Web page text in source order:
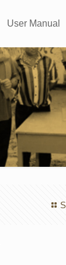
User Manual